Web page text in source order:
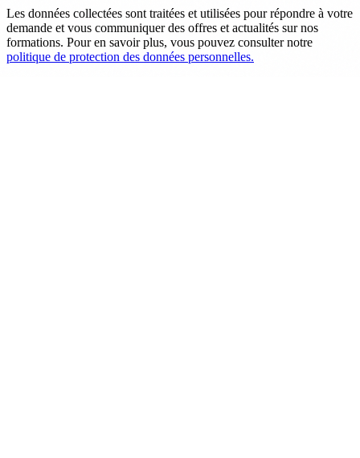
Les données collectées sont traitées et utilisées pour répondre à votre
demande et vous communiquer des offres et actualités sur nos
formations. Pour en savoir plus, vous pouvez consulter notre
politique de protection des données personnelles.